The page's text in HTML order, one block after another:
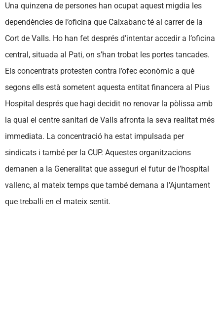
Una quinzena de persones han ocupat aquest migdia les
dependències de l’oficina que Caixabanc té al carrer de la
Cort de Valls. Ho han fet després d’intentar accedir a l’oficina
central, situada al Pati, on s’han trobat les portes tancades.
Els concentrats protesten contra l’ofec econòmic a què
segons ells està sometent aquesta entitat financera al Pius
Hospital després que hagi decidit no renovar la pòlissa amb
la qual el centre sanitari de Valls afronta la seva realitat més
immediata. La concentració ha estat impulsada per
sindicats i també per la CUP. Aquestes organitzacions
demanen a la Generalitat que asseguri el futur de l’hospital
vallenc, al mateix temps que també demana a l’Ajuntament
que treballi en el mateix sentit.